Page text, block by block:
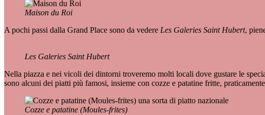
Maison du Roi
A pochi passi dalla Grand Place sono da vedere Les Galeries Saint Hubert,
Les Galeries Saint Hubert
Nella piazza e nei vicoli dei dintorni troveremo molti locali dove gustare le
sono alcuni dei piatti più famosi, insieme con cozze e patatine fritte,
Cozze e patatine (Moules-frites)